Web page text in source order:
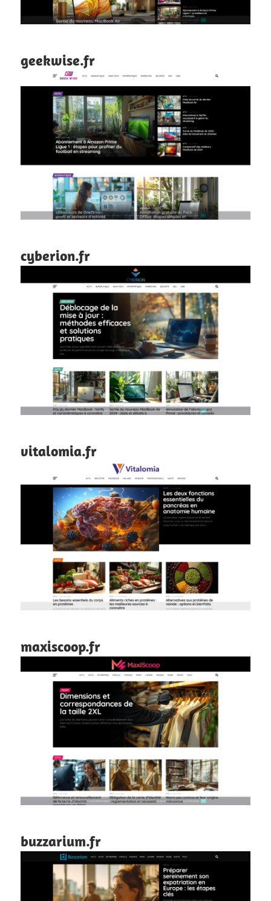
geekwise.fr
cyberion.fr
vitalomia.fr
maxiscoop.fr
buzzarium.fr